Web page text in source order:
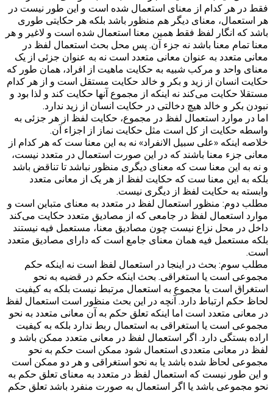
فقط در هر کدام از معنای استعمال شده است و این طور نیست در
هر استعمال، معنای دیگر هم منظور باشد بلکه هر حکایتی طوری
باشد که انگار لفظ فقط همین معنا استعمال شده است و لاغیر و هر
معنا تمام معنا باشد نه جزء آن. پس محل بحث استعمال لفظ در
معانی متعدد به عنوان معانی متعدد است نه به عنوان جزئی از یک
معنای واحد و مرکب شبیه به حکایت ماهیت از افراد، همان طور که
حکایت انسان از زید و بکر و خالد حکایت مستقل است و از هر کدام
مستقلا حکایت می‌کند نه اینکه از مجموع آنها حکایت کند و لذا بود و
نبودن بکر و خالد هیچ دخالتی در حکایت انسان از زید ندارد.
اما در موارد استعمال لفظ در مجموع، حکایت لفظ از هر جزئی به
واسطه حکایت از کل است مثل حکایت نماز از اجزاء آن.
خلاصه اینکه «علی سبیل الانفراد» نه به این معنا ست که هر کدام از
معانی جزء معنا باشند که در این صورت استعمال در متعدد نیست،
و نه به این معنا ست که معنای دیگری منظور نباشد تا تناقض باشد
بلکه به این معنا ست که حکایت لفظ از هر یک از معانی متعدد
وابسته به حکایت لفظ از دیگری نیست.
مطلب دوم: منظور استعمال لفظ در متعدد به معنای متباین است و
موارد استعمال لفظ در جامعی که از مصادیق متعدد حکایت می‌کند
داخل در محل نزاع نیست چون مصادیق معنا، مستعمل فیه نیستند
بلکه مستعمل فیه همان معنای جامع است که دارای مصادیق متعدد
است.
مطلب سوم: بحث در اینجا در استعمال لفظ است نه اینکه حکم
مجموعی است یا استغراقی. بحث اینکه حکم در قضیه به نحو
استغراق است یا مجموع به استعمال مرتبط نیست بلکه به کیفیت
لحاظ حکم ارتباط دارد. آنچه در این بحث منظور است استعمال لفظ
در معانی متعدد است اما اینکه تعلق حکم به آن معانی متعدد به نحو
مجموعی است یا استغراقی به استعمال ربط ندارد بلکه به کیفیت
اراده بستگی دارد. اگر استعمال لفظ در معانی متعدد ممکن باشد و
لفظ در معانی متعددی استعمال شود ممکن است حکم به نحو
مجموعی لحاظ شده باشد یا به نحو استغراقی و هر دو ممکن است
و این طور نیست که استعمال لفظ در متعدد به معنای تعلق حکم به
نحو مجموعی باشد یا اگر استعمال به صورت منفرد باشد تعلق حکم